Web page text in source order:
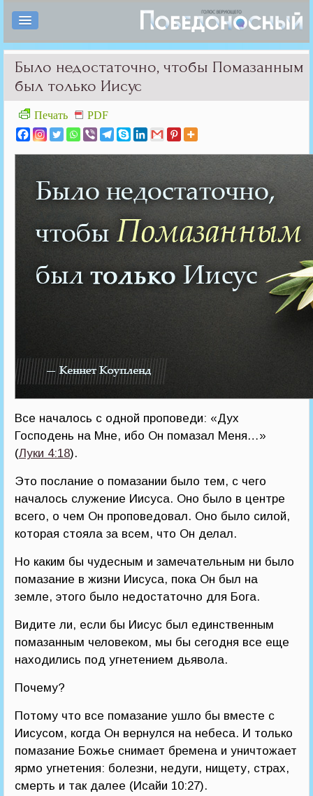
Было недостаточно, чтобы Помазанным
был только Иисус
Печать PDF
Все началось с одной проповеди: «Дух
Господень на Мне, ибо Он помазал Меня…»
(Луки 4:18).
Это послание о помазании было тем, с чего
началось служение Иисуса. Оно было в центре
всего, о чем Он проповедовал. Оно было силой,
которая стояла за всем, что Он делал.
Но каким бы чудесным и замечательным ни было
помазание в жизни Иисуса, пока Он был на
земле, этого было недостаточно для Бога.
Видите ли, если бы Иисус был единственным
помазанным человеком, мы бы сегодня все еще
находились под угнетением дьявола.
Почему?
Потому что все помазание ушло бы вместе с
Иисусом, когда Он вернулся на небеса. И только
помазание Божье снимает бремена и уничтожает
ярмо угнетения: болезни, недуги, нищету, страх,
смерть и так далее (Исайи 10:27).